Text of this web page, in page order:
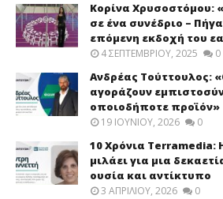
Κορίνα Χρυσοστόμου:
σε ένα συνέδριο –
επόμενη εκδοχή του
4 ΣΕΠΤΕΜΒΡΊΟΥ, 2025 0
Ανδρέας Τούττουλος:
αγοράζουν
οποιοδήποτε προϊόν»
19 ΙΟΥΝΊΟΥ, 2026 0
10 Χρόνια Terramedia:
μιλάει για μια
ουσία και αντίκτυπο
3 ΑΠΡΙΛΊΟΥ, 2026 0